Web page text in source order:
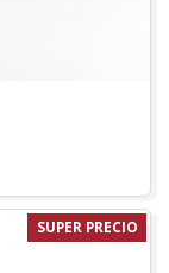
SUPER PRECIO